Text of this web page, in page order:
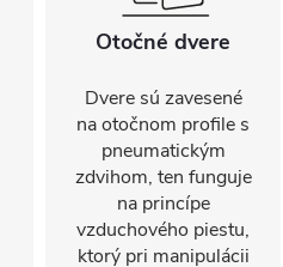
Otočné dvere
Dvere sú zavesené
na otočnom profile s
pneumatickým
zdvihom, ten funguje
na princípe
vzduchového piestu,
ktorý pri manipulácii